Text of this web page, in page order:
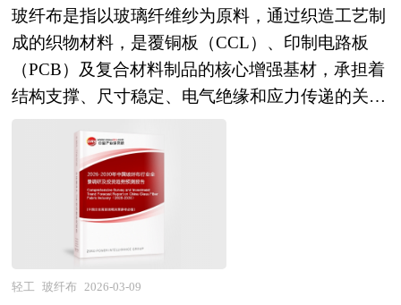
程一体化”综合解决方案，提供从前期拿地策划、
定位策划、概念规划、空间规划、总体规划、城市
设计、建筑设计、景观设计、IP设计、商业模式设
计、招商、投资、运营等一系列咨询服务。 中研
普华通过对睡袋行业长期跟踪监测，分析睡袋行业
需求、供给、经营特性、获取能力、产业链和价值
链等多方面的内容，整合行业、市场、企业、用户
等多层面数据和信息资源，为客户提供深度的睡袋
行业研究报告，以专业的研究方法帮助客户深入的
了解睡袋行业，发现投资价值和投资机会，规避经
营风险，提高管理和运营能力。睡袋行业报告是从
结合新时期的各方面因素，对中国毛毯行业的发展
趋势给予了细致和审慎的预测论证。报告资料详
实，图表丰富，既有深入的分析，又有直观的比
较，为毛毯企业在激烈的市场竞争中洞察先机，能
为行业通用的模板报告，企业可以自行补充单位信
息，稍做调整就可以作为项目报告使用。我们也可
以根据企业具体项目要求专项编写专业定制版，并
根据详细要求合理报价，为企业项目立项、上马、
融资提供全程指引服务。 中研普华具有丰富的项
目可行性分析报告案例编制经验和一流的团队，能
够为您设计项目建设方案，完成包括市场和销售、
规模和产品、厂址及建设工程方案、原辅料供应、
工艺技术、设备选择、人员组织、实施计划、投资
与成本、效益及风险等的计算和评价；内容详实、
严密地论证项目的可行性和投资的必要性。 本报
玻纤布是指以玻璃纤维纱为原料，通过织造工艺制
成的织物材料，是覆铜板（CCL）、印制电路板
（PCB）及复合材料制品的核心增强基材，承担着
结构支撑、尺寸稳定、电气绝缘和应力传递的关键
功能。从产业定位看，玻纤布处于电子材料和复合
材料产业链的中游，其技术性能直接决定下游产品
的机械强度、耐热性、介电性能和可靠性，产品形
态从传统的E玻纤布向低介电（Low Dk/Df）的NE
玻纤布、空心玻纤布、扁平玻纤布等高端品种持续
升级。作为典型的技术密集型和资本密集型产业，
玻纤布行业的发展与电子信息产业高端化、新能源
轻工 玻纤布 2026-03-09